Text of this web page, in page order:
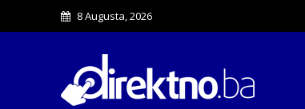
8 Augusta, 2026